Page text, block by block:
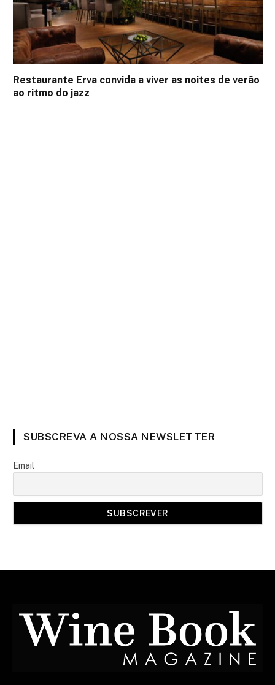
Restaurante Erva convida a viver as noites de verão
ao ritmo do jazz
SUBSCREVA A NOSSA NEWSLETTER
Email